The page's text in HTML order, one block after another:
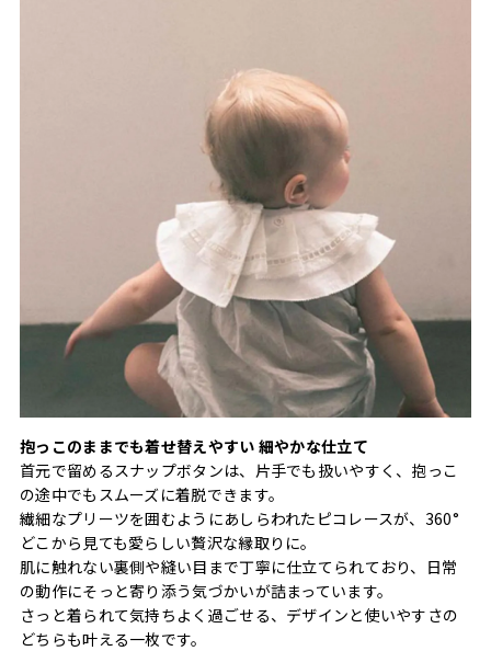
抱っこのままでも着せ替えやすい 細やかな仕立て
首元で留めるスナップボタンは、片手でも扱いやすく、抱っこ
の途中でもスムーズに着脱できます。
繊細なプリーツを囲むようにあしらわれたピコレースが、360°
どこから見ても愛らしい贅沢な縁取りに。
肌に触れない裏側や縫い目まで丁寧に仕立てられており、日常
の動作にそっと寄り添う気づかいが詰まっています。
さっと着られて気持ちよく過ごせる、デザインと使いやすさの
どちらも叶える一枚です。